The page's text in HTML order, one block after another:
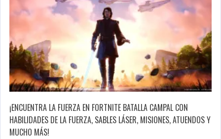
¡ENCUENTRA LA FUERZA EN FORTNITE BATALLA CAMPAL CON
HABILIDADES DE LA FUERZA, SABLES LÁSER, MISIONES, ATUENDOS Y
MUCHO MÁS!